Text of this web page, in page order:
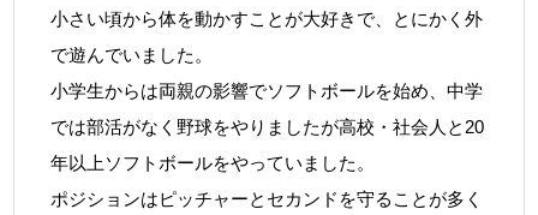
小さい頃から体を動かすことが大好きで、とにかく外
で遊んでいました。
小学生からは両親の影響でソフトボールを始め、中学
では部活がなく野球をやりましたが高校・社会人と20
年以上ソフトボールをやっていました。
ポジションはピッチャーとセカンドを守ることが多く